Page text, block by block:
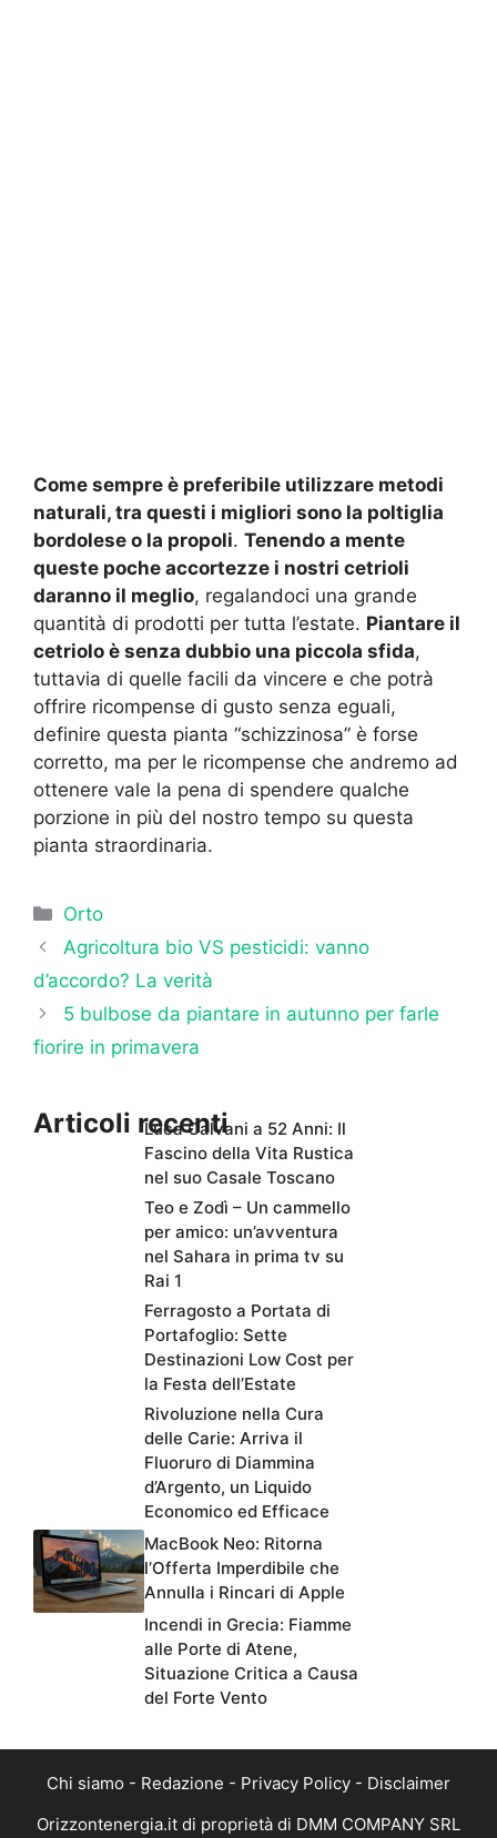
Come sempre è preferibile utilizzare metodi
naturali, tra questi i migliori sono la poltiglia
bordolese o la propoli. Tenendo a mente
queste poche accortezze i nostri cetrioli
daranno il meglio, regalandoci una grande
quantità di prodotti per tutta l’estate. Piantare il
cetriolo è senza dubbio una piccola sfida,
tuttavia di quelle facili da vincere e che potrà
offrire ricompense di gusto senza eguali,
definire questa pianta “schizzinosa” è forse
corretto, ma per le ricompense che andremo ad
ottenere vale la pena di spendere qualche
porzione in più del nostro tempo su questa
pianta straordinaria.
Categorie
Orto
Agricoltura bio VS pesticidi: vanno
d’accordo? La verità
5 bulbose da piantare in autunno per farle
fiorire in primavera
Articoli recentiLuca Calvani a 52 Anni: Il
Fascino della Vita Rustica
nel suo Casale Toscano
Teo e Zodì – Un cammello
per amico: un’avventura
nel Sahara in prima tv su
Rai 1
Ferragosto a Portata di
Portafoglio: Sette
Destinazioni Low Cost per
la Festa dell’Estate
Rivoluzione nella Cura
delle Carie: Arriva il
Fluoruro di Diammina
d’Argento, un Liquido
Economico ed Efficace
MacBook Neo: Ritorna
l’Offerta Imperdibile che
Annulla i Rincari di Apple
Incendi in Grecia: Fiamme
alle Porte di Atene,
Situazione Critica a Causa
del Forte Vento
Chi siamo - Redazione - Privacy Policy - Disclaimer
Orizzontenergia.it di proprietà di DMM COMPANY SRL